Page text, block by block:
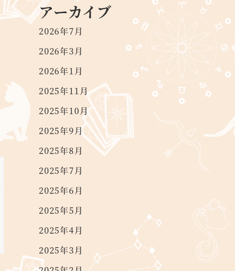
アーカイブ
2026年7月
2026年3月
2026年1月
2025年11月
2025年10月
2025年9月
2025年8月
2025年7月
2025年6月
2025年5月
2025年4月
2025年3月